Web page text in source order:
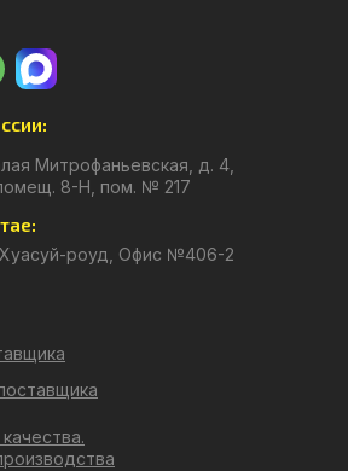
роуд, Офис №406-2
Митрофаньевская, д. 4,
8-Н, пом. № 217